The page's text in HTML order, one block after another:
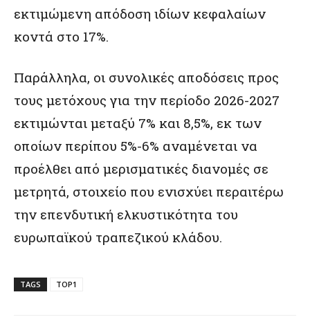
εκτιμώμενη απόδοση ιδίων κεφαλαίων
κοντά στο 17%.
Παράλληλα, οι συνολικές αποδόσεις προς
τους μετόχους για την περίοδο 2026-2027
εκτιμώνται μεταξύ 7% και 8,5%, εκ των
οποίων περίπου 5%-6% αναμένεται να
προέλθει από μερισματικές διανομές σε
μετρητά, στοιχείο που ενισχύει περαιτέρω
την επενδυτική ελκυστικότητα του
ευρωπαϊκού τραπεζικού κλάδου.
TAGS TOP1